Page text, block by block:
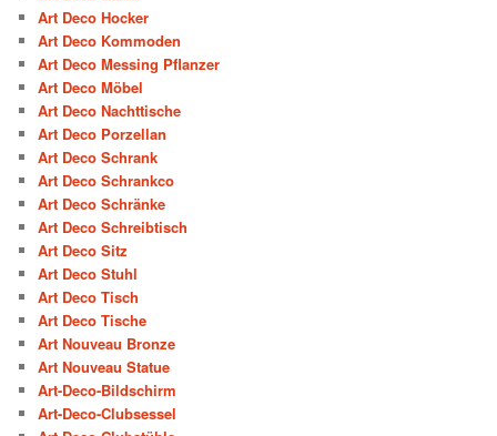
Art Deco Hocker
Art Deco Kommoden
Art Deco Messing Pflanzer
Art Deco Möbel
Art Deco Nachttische
Art Deco Porzellan
Art Deco Schrank
Art Deco Schrankco
Art Deco Schränke
Art Deco Schreibtisch
Art Deco Sitz
Art Deco Stuhl
Art Deco Tisch
Art Deco Tische
Art Nouveau Bronze
Art Nouveau Statue
Art-Deco-Bildschirm
Art-Deco-Clubsessel